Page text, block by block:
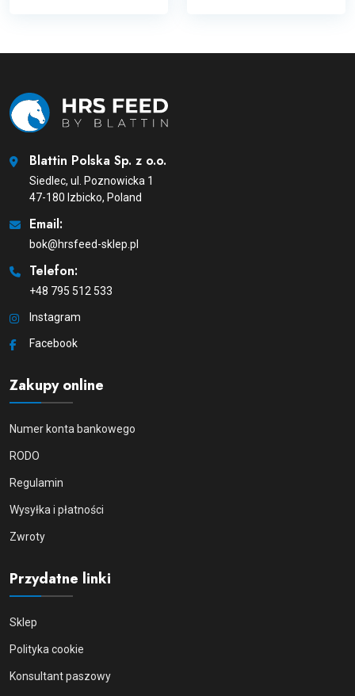
Blattin Polska Sp. z o.o.
Siedlec, ul. Poznowicka 1
47-180 Izbicko, Poland
Email:
bok@hrsfeed-sklep.pl
Telefon:
+48 795 512 533
Instagram
Facebook
Zakupy online
Numer konta bankowego
RODO
Regulamin
Wysyłka i płatności
Zwroty
Przydatne linki
Sklep
Polityka cookie
Konsultant paszowy